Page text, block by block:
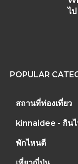
ไป
POPULAR
สถานที่ท่องเที่ยว
kinnaidee - กิน
พักไหนดี